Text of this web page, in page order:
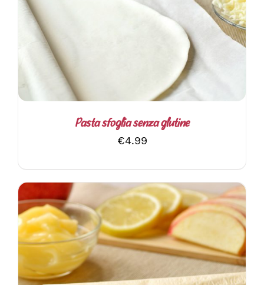
AGGIUNGI AL CARRELLO / DETTAGLI
Pasta sfoglia senza glutine
€4.99
AGGIUNGI AL CARRELLO / DETTAGLI